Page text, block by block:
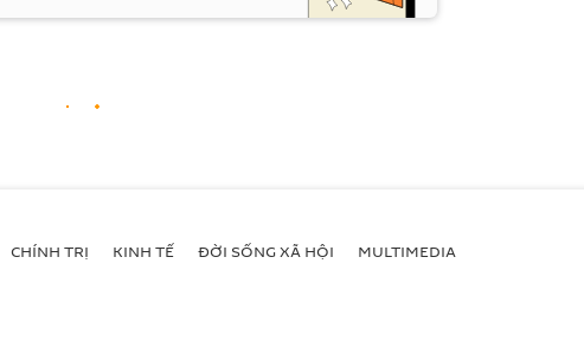
CHÍNH TRỊ KINH TẾ ĐỜI SỐNG XÃ HỘI MULTIMEDIA